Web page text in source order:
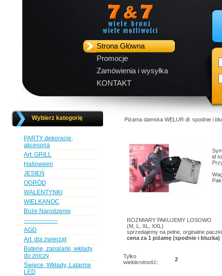
Strona Główna
Promocje
Zamówienia i wysyłka
KONTAKT
Wybierz kategorię
PARTY dekoracje,
akcesoria
Art. GRILL
Halloween
JESIEŃ
OGRÓD
WALENTYNKI
WIELKANOC
Boże Narodzenie
-----------------
AGD
Art. dla zwierząt
Baterie, zapalarki, wkłady
do zniczy
Świece, Wkłady, Latarnie
LED
Piżama damska WELUR dł. spodnie i
id
ROZMIARY PAKUJEMY LOSOWO
(M, L, XL, XXL)
sprzedajemy na pełne, orginalne
cena za 1 piżamę (spodnie i bluzka)
Tylko
wielokrotność:
2